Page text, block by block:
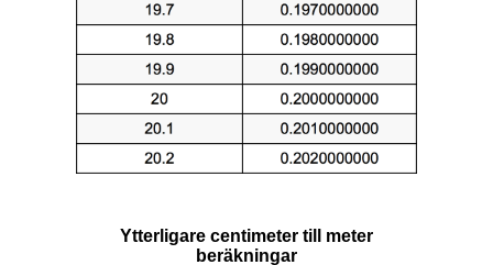
Ytterligare centimeter till meter
beräkningar